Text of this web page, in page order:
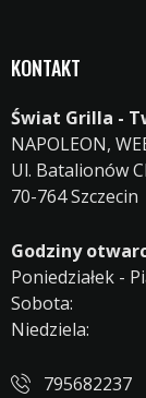
KONTAKT
Świat Grilla -
NAPOLEON,
Ul. Batalionów
70-764 Szczecin
Godziny
Poniedziałek -
Sobota:
Niedziela:
795682237